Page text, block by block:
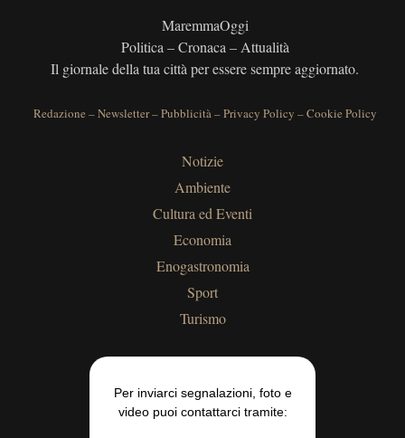
MaremmaOggi
Politica – Cronaca – Attualità
Il giornale della tua città per essere sempre aggiornato.
Redazione –Newsletter–Pubblicità–Privacy Policy –Cookie Policy
Notizie
Ambiente
Cultura ed Eventi
Economia
Enogastronomia
Sport
Turismo
Per inviarci segnalazioni, foto e
video puoi contattarci tramite: